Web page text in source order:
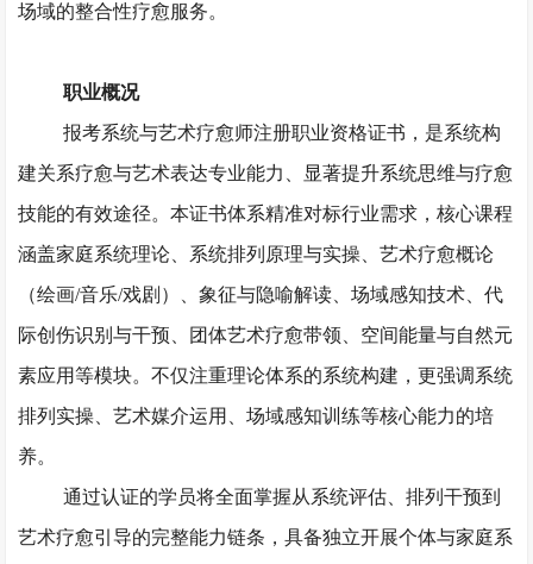
场域的整合性疗愈服务。
职业概况
报考系统与艺术疗愈师注册职业资格证书，是系统构
建关系疗愈与艺术表达专业能力、显著提升系统思维与疗愈
技能的有效途径。本证书体系精准对标行业需求，核心课程
涵盖家庭系统理论、系统排列原理与实操、艺术疗愈概论
（绘画/音乐/戏剧）、象征与隐喻解读、场域感知技术、代
际创伤识别与干预、团体艺术疗愈带领、空间能量与自然元
素应用等模块。不仅注重理论体系的系统构建，更强调系统
排列实操、艺术媒介运用、场域感知训练等核心能力的培
养。
通过认证的学员将全面掌握从系统评估、排列干预到
艺术疗愈引导的完整能力链条，具备独立开展个体与家庭系